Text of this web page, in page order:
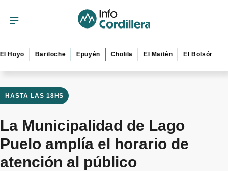
Bariloche Epuyén Cholila El Maitén El Bolsón
HASTA LAS 18HS
La Municipalidad de Lago
Puelo amplía el horario de
atención al público